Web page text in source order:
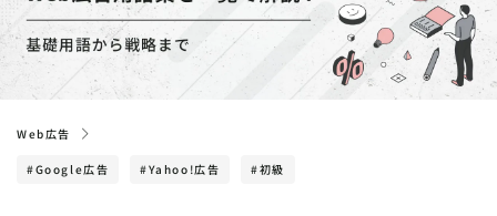
Web広告
#Google広告 #Yahoo!広告 #初級
【開発事例】マーケ会社だから「成果のために作れ
る」｜AI×モダン技術で挑んだ画像ジェネレータ
ー開発
POPULARITY 人気記事